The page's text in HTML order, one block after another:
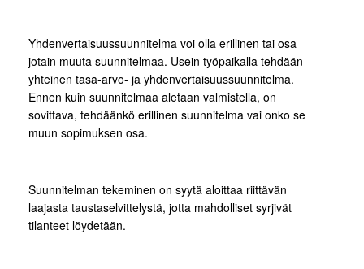
Yhdenvertaisuussuunnitelma voi olla erillinen tai osa
jotain muuta suunnitelmaa. Usein työpaikalla tehdään
yhteinen tasa-arvo- ja yhdenvertaisuussuunnitelma.
Ennen kuin suunnitelmaa aletaan valmistella, on
sovittava, tehdäänkö erillinen suunnitelma vai onko se
muun sopimuksen osa.
Suunnitelman tekeminen on syytä aloittaa riittävän
laajasta taustaselvittelystä, jotta mahdolliset syrjivät
tilanteet löydetään.